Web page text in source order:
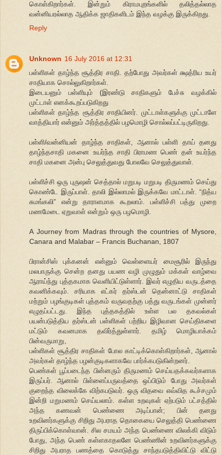
கொள்கிறார்கள். இன்றும் கிராமபுறங்களில் தலித்தல்லாத
வன்னியரல்லாத ஆதிக்க ஜாதிகளிடம் இந்த வழக்கு இருக்கிறது.
Reply
Unknown 16 July 2016 at 12:31
பள்ளிகள் தாழ்ந்த சூத்திர சாதி. தற்போது அவர்கள் க்ஷத்ரிய உயர்
சாதியாக சொல்லுகிறார்கள்.
இடையனும் பள்ளியும் (இரண்டு சாதிகளும் பேச்சு வழக்கில்
முட்டாள் எனக்கூறப்படுகிறது
பள்ளிகள் தாழ்ந்த சூத்திர சாதியினர். முட்டாள்களுக்கு முட்டாளே
வாத்தியார் என்னும் அர்த்தத்தில் பழமொழி சொல்லப்பட்டிருகிறது.
பள்ளி/வன்னியன் தாழ்ந்த சாதிகள், ஆனால் பள்ளி தாய் தனது
தாழ்ந்தசாதி மகனை உயர்ந்த சாதி பிராமண பெண் தன் உயர்ந்த
சாதி மகனை அன்பு செலுத்துவது போலவே செலுத்துவாள்.
பள்ளிச்சி ஒரு புருஷன் செத்தால் மறுபடி மறுபடி திருமணம் செய்து
கொண்டே இருப்பாள். தாலி இல்லாமல் இருக்கவே மாட்டாள். “நித்ய
சுமங்கலி” என்று தாராளமாக கூறலாம். பள்ளிச்சி பத்து முறை
மணமேடை ஏறுவாள் என்றும் ஒரு பழமொழி.
A Journey from Madras through the countries of Mysore,
Canara and Malabar – Francis Buchanan, 1807
பிரான்சிஸ் புக்கனன் என்னும் வெள்ளையர் மைசூரில் இருந்து
மலபாருக்கு சென்ற தனது பயண வழி முழுதும் மக்கள் வாழ்வை
ஆராய்ந்து புத்தகமாக வெளியிட்டுள்ளார். இவர் எழுதிய வருடத்தை
கவனிக்கவும். சரியாக எட்கர் தர்ஸ்டன் தென்னாட்டு சாதிகள்
மற்றும் பழங்குடிகள் புத்தகம் வருவதற்கு பத்து வருடங்கள் முன்னர்
எழுதப்பட்டது. இந்த புத்தகத்தில் உள்ள பல தகவல்கள்
பயன்படுத்திய தர்ஸ்டன் பள்ளிகள் பற்றிய இழிவான செய்திகளை
மட்டும் கவனமாக தவிர்த்துள்ளார். தமிழ் மொழியாக்கம்
பின்வருமாறு,
பள்ளிகள் சூத்திர சாதிகள் போல காட்டிக்கொள்கிறார்கள், ஆனால்
அவர்கள் தாழ்ந்த பழன்குடிகளாகவே பார்க்கபடுகின்றனர்.
பெண்கள் பூப்படைந்த பின்னரும் திருமணம் செய்யதக்கவர்களாக
இருப்பர். ஆனால் பிள்ளைப்பருவத்தை ஒப்பிடும் போது அவர்கள்
குறைந்த விலைக்கே விற்கபடுவர். ஒரு விதவை எவ்வித கூச்சமும்
இன்றி மறுமணம் செய்யலாம். கள்ள உறவுகள் ஏற்படும் பட்சத்தில்
அந்த கணவன் பெண்ணை அடிப்பான்; பின் தனது
உறவினர்களுக்கு சிறிது அபராத தொகையை செலுத்தி பெண்ணை
திருப்பிக்கொள்வான். சில சமயம் அந்த பெண்ணை விலக்கி விடும்
போது, அந்த பெண் கள்ளகாதலனே பெண்ணின் உறவினர்களுக்கு
சிறிது அபராத பணத்தை கொடுத்து சாந்தபடுத்திவிட்டு விட்டு